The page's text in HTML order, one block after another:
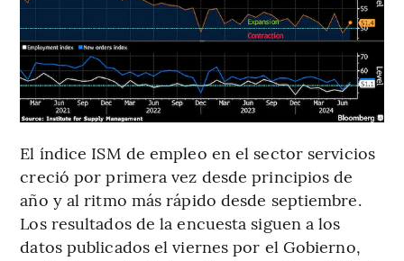
El índice ISM de empleo en el sector servicios
creció por primera vez desde principios de
año y al ritmo más rápido desde septiembre.
Los resultados de la encuesta siguen a los
datos publicados el viernes por el Gobierno,